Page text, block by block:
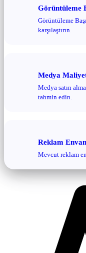
Görüntüleme
Görüntüleme
karşılaştırın.
Medya
Medya satın
tahmin edin.
Reklam
Mevcut reklam